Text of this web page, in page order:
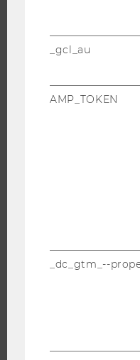
DOKTORAT / PHD
ANGEBOTE FÜR
FORSCHUNGSPORTAL
_gcl_au
AMP_TOKEN
_dc_gtm_--